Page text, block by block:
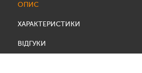
ОПИС
ХАРАКТЕРИСТИКИ
ВІДГУКИ